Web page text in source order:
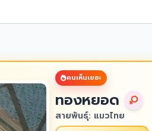
คนเห็นเยอะ
ทองหยอด
สายพันธุ์: แมวไทย